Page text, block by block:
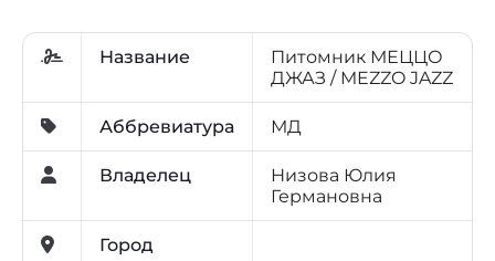
Название
Питомник МЕЦЦО
ДЖАЗ / MEZZO JAZZ
Аббревиатура МД
Владелец
Низова Юлия
Германовна
Город